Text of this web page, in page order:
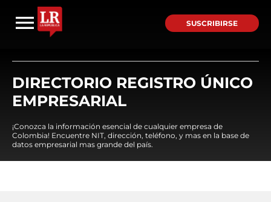
SUSCRIBIRSE
DIRECTORIO REGISTRO ÚNICO
EMPRESARIAL
¡Conozca la información esencial de cualquier empresa de
Colombia! Encuentre NIT, dirección, teléfono, y mas en la base de
datos empresarial mas grande del país.